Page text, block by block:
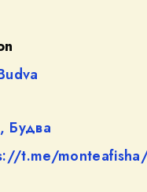
Будва
t.me/